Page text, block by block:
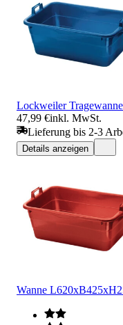
Lockweiler
47,99 €inkl. MwSt.
Lieferung bis 2-3
Details anzeigen
Wanne